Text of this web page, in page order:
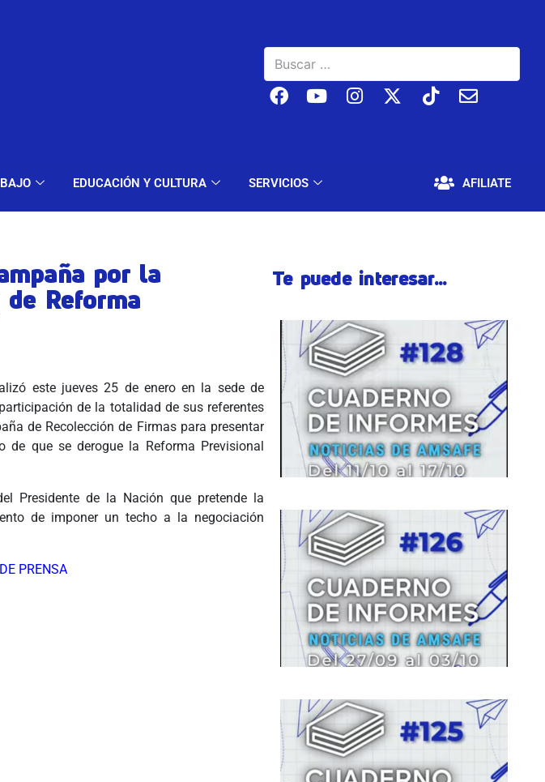
EDUCACIÓN Y CULTURA SERVICIOS AFILIATE
AREAS DE TRABAJO EDUCACIÓN Y CULTURA SERVICIOS
por la
Reforma
este jueves 25 de enero en la sede de
de la totalidad de sus referentes
de Recolección de Firmas para presentar
que se derogue la Reforma Previsional
Presidente de la Nación que pretende la
de imponer un techo a la negociación
PRENSA
Te puede interesar...